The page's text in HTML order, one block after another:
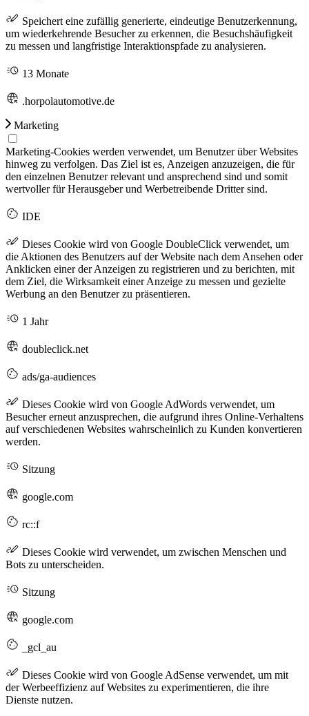
Speichert eine zufällig generierte, eindeutige Benutzerkennung,
um wiederkehrende Besucher zu erkennen, die Besuchshäufigkeit
zu messen und langfristige Interaktionspfade zu analysieren.
13 Monate
.horpolautomotive.de
Marketing
Marketing-Cookies werden verwendet, um Benutzer über Websites
hinweg zu verfolgen. Das Ziel ist es, Anzeigen anzuzeigen, die für
den einzelnen Benutzer relevant und ansprechend sind und somit
wertvoller für Herausgeber und Werbetreibende Dritter sind.
IDE
Dieses Cookie wird von Google DoubleClick verwendet, um
die Aktionen des Benutzers auf der Website nach dem Ansehen oder
Anklicken einer der Anzeigen zu registrieren und zu berichten, mit
dem Ziel, die Wirksamkeit einer Anzeige zu messen und gezielte
Werbung an den Benutzer zu präsentieren.
1 Jahr
doubleclick.net
ads/ga-audiences
Dieses Cookie wird von Google AdWords verwendet, um
Besucher erneut anzusprechen, die aufgrund ihres Online-Verhaltens
auf verschiedenen Websites wahrscheinlich zu Kunden konvertieren
werden.
Sitzung
google.com
rc::f
Dieses Cookie wird verwendet, um zwischen Menschen und
Bots zu unterscheiden.
Sitzung
google.com
_gcl_au
Dieses Cookie wird von Google AdSense verwendet, um mit
der Werbeeffizienz auf Websites zu experimentieren, die ihre
Dienste nutzen.